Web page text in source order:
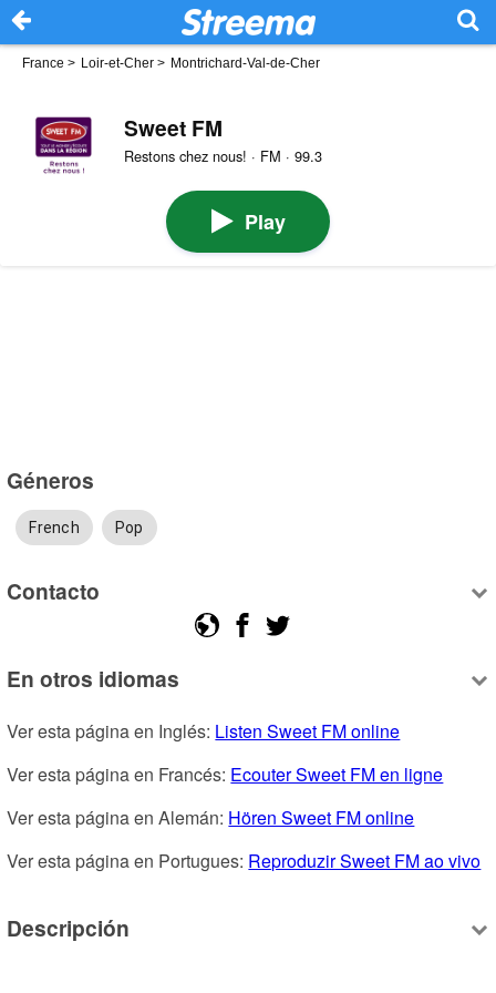
France > Loir-et-Cher > Montrichard-Val-de-Cher
Sweet FM
Restons chez nous! · FM · 99.3
Play
Géneros
French Pop
Contacto
En otros idiomas
Ver esta página en Inglés: Listen Sweet FM online
Ver esta página en Francés: Ecouter Sweet FM en ligne
Ver esta página en Alemán: Hören Sweet FM online
Ver esta página en Portugues: Reproduzir Sweet FM ao vivo
Descripción